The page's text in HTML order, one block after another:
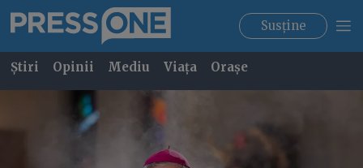
Susține
Știri Opinii Mediu Viața Orașe